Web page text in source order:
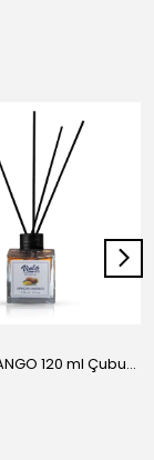
AFRICAN MANGO 120 ml Çubuklu Oda Kokusu